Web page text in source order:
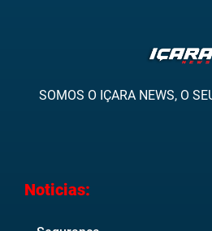
SOMOS O IÇARA NEWS, O
Noticias: